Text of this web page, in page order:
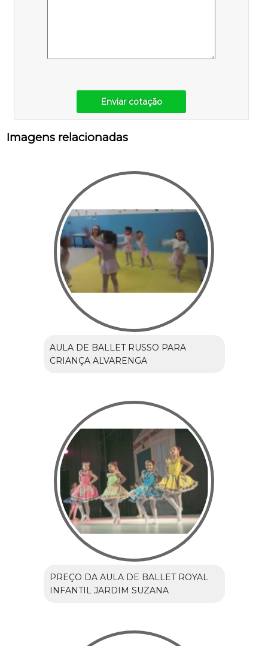
Enviar cotação
Imagens relacionadas
AULA DE BALLET RUSSO PARA
CRIANÇA ALVARENGA
PREÇO DA AULA DE BALLET ROYAL
INFANTIL JARDIM SUZANA